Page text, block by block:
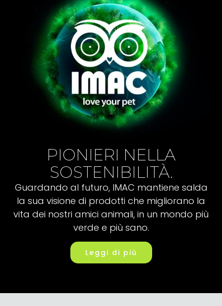
PIONIERI NELLA
SOSTENIBILITÀ.
Guardando al futuro, IMAC mantiene salda
la sua visione di prodotti che migliorano la
vita dei nostri amici animali, in un mondo più
verde e più sano.
Leggi di più